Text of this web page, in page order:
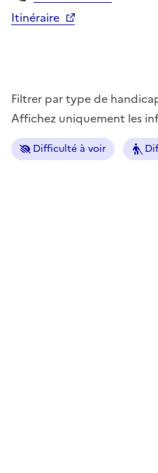
Téléphone
Itinéraire
Filtrer par type de
Affichez uniquement les
Difficulté à voir